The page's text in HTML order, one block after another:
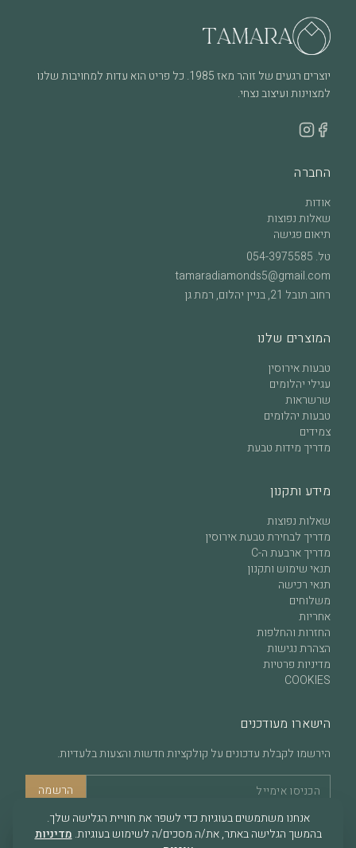
אנחנו משתמשים בעוגיות כדי לשפר את חוויית הגלישה שלך.
בהמשך הגלישה באתר, את/ה מסכים/ה לשימוש בעוגיות. מדיניות
בבדיקה – אנחנו כאן.
יוצרים רגעים של זוהר מאז 1985. כל פריט הוא עדות למחויבות שלנו
למצוינות ועיצוב נצחי.
החברה
אודות
שאלות נפוצות
תיאום פגישה
טל.
tamaradiamonds5@gmail.com
רחוב תובל 21, בניין יהלום, רמת גן
המוצרים שלנו
טבעות אירוסין
עגילי יהלומים
שרשראות
טבעות יהלומים
צמידים
מדריך מידות טבעת
מידע ותקנון
שאלות נפוצות
מדריך לבחירת טבעת אירוסין
מדריך ארבעת ה-C
תנאי שימוש ותקנון
תנאי רכישה
משלוחים
אחריות
החזרות והחלפות
הצהרת נגישות
מדיניות פרטיות
COOKIES
הישארו מעודכנים
הירשמו לקבלת עדכונים על קולקציות חדשות והצעות בלעדיות.
הרשמה